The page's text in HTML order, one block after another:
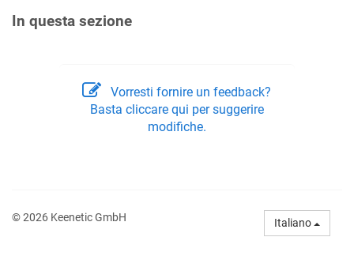
In questa sezione
Vorresti fornire un feedback?
Basta cliccare qui per suggerire
modifiche.
© 2026 Keenetic GmbH Italiano